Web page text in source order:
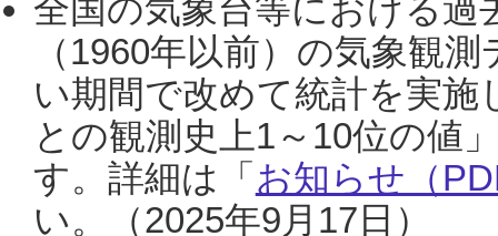
全国の気象台等における過
（1960年以前）の気象観
い期間で改めて統計を実
との観測史上1～10位の値
す。詳細は「 お知らせ（
い。（2025年9月17日）